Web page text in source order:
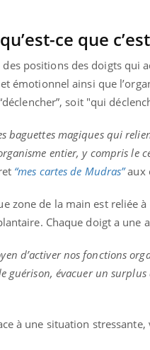
ce que
positions des doigts qui
émotionnel ainsi que
soit "qui
baguettes magiques qui
entier, y compris le
“mes cartes de Mudras”aux
zone de la main est reliée
Chaque doigt a une
d’activer nos fonctions
guérison, évacuer un
à une situation